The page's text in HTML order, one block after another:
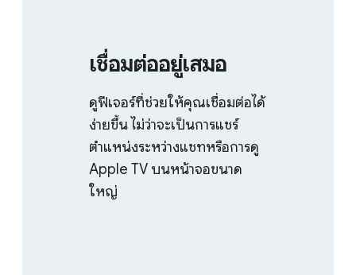
เชื่อมต่ออยู่เสมอ
ดูฟีเจอร์ที่ช่วยให้คุณเชื่อมต่อได้
ง่ายขึ้น ไม่ว่าจะเป็นการแชร์
ตำแหน่งระหว่างแชทหรือการดู
Apple TV บนหน้าจอขนาด
ใหญ่